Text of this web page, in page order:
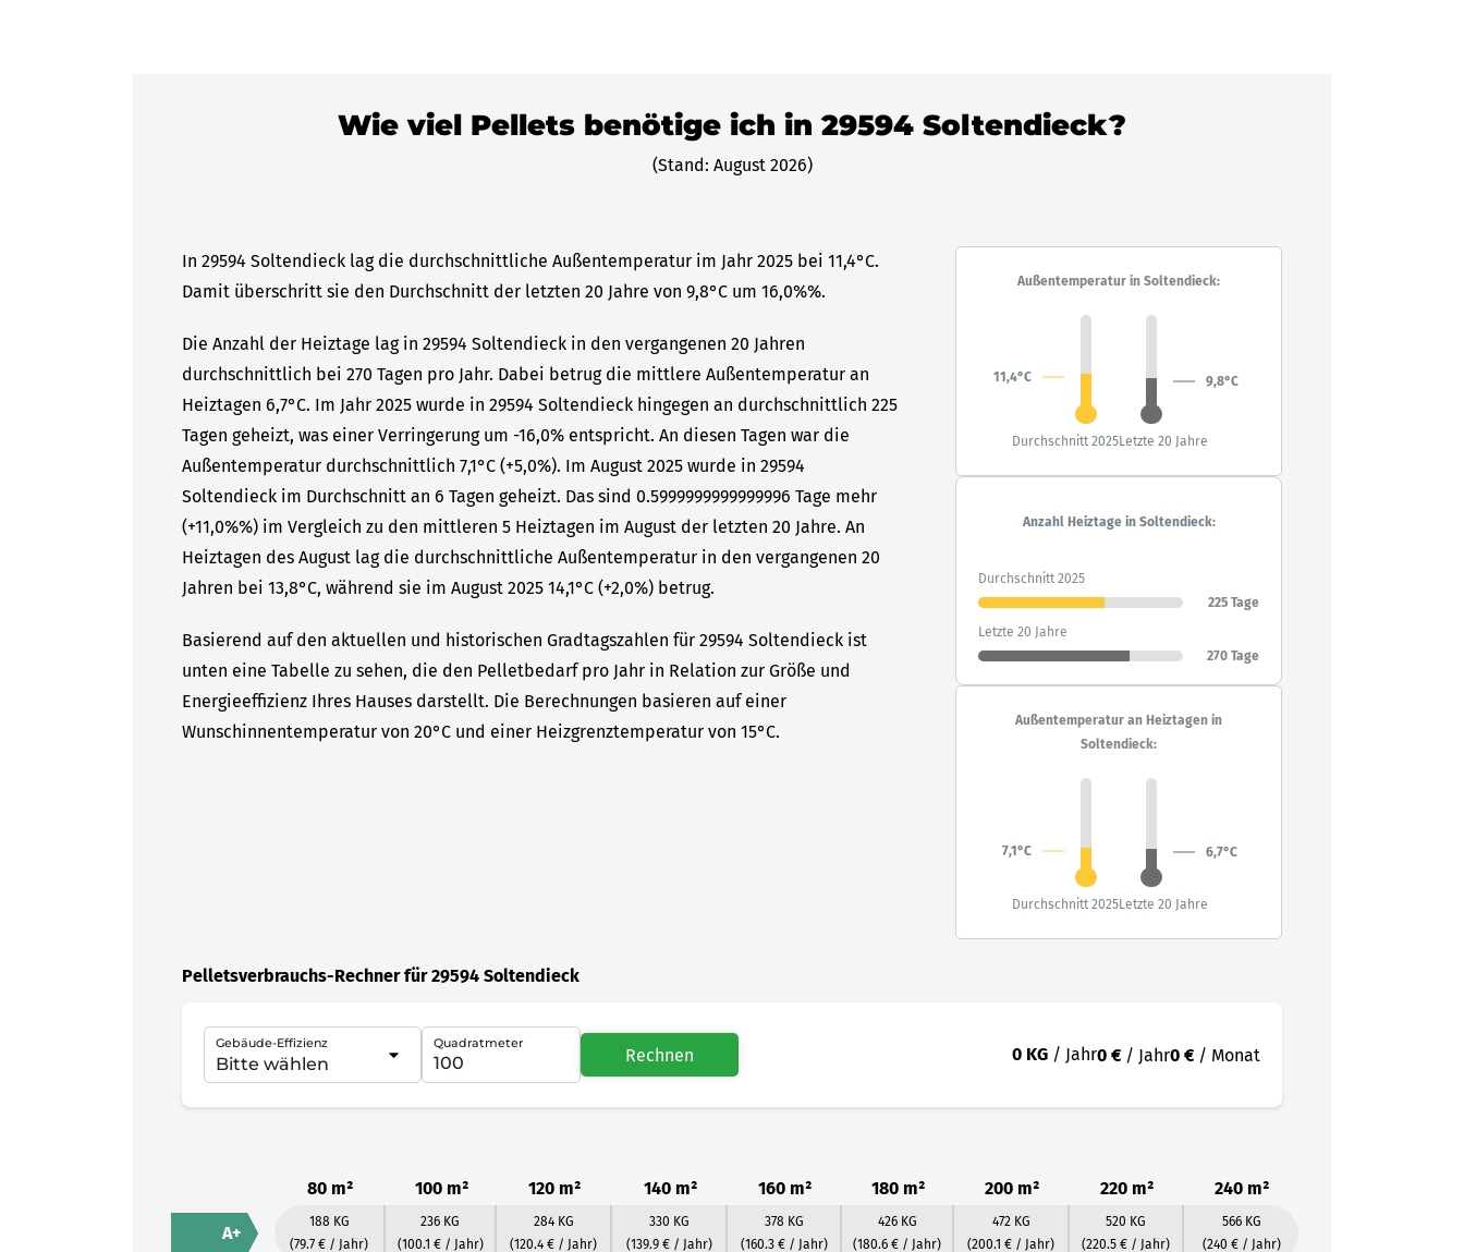
Wie viel Pellets benötige ich in 29594 Soltendieck?
(Stand: August 2026)
In 29594 Soltendieck lag die durchschnittliche Außentemperatur im Jahr 2025 bei 11,4°C.
Damit überschritt sie den Durchschnitt der letzten 20 Jahre von 9,8°C um 16,0%%.
Die Anzahl der Heiztage lag in 29594 Soltendieck in den vergangenen 20 Jahren
durchschnittlich bei 270 Tagen pro Jahr. Dabei betrug die mittlere Außentemperatur an
Heiztagen 6,7°C. Im Jahr 2025 wurde in 29594 Soltendieck hingegen an durchschnittlich 225
Tagen geheizt, was einer Verringerung um -16,0% entspricht. An diesen Tagen war die
Außentemperatur durchschnittlich 7,1°C (+5,0%). Im August 2025 wurde in 29594
Soltendieck im Durchschnitt an 6 Tagen geheizt. Das sind 0.5999999999999996 Tage mehr
(+11,0%%) im Vergleich zu den mittleren 5 Heiztagen im August der letzten 20 Jahre. An
Heiztagen des August lag die durchschnittliche Außentemperatur in den vergangenen 20
Jahren bei 13,8°C, während sie im August 2025 14,1°C (+2,0%) betrug.
Basierend auf den aktuellen und historischen Gradtagszahlen für 29594 Soltendieck ist
unten eine Tabelle zu sehen, die den Pelletbedarf pro Jahr in Relation zur Größe und
Energieeffizienz Ihres Hauses darstellt. Die Berechnungen basieren auf einer
Wunschinnentemperatur von 20°C und einer Heizgrenztemperatur von 15°C.
Außentemperatur in Soltendieck:
11,4°C 9,8°C
Durchschnitt 2025Letzte 20 Jahre
Anzahl Heiztage in Soltendieck:
Durchschnitt 2025
225 Tage
Letzte 20 Jahre
270 Tage
Außentemperatur an Heiztagen in
Soltendieck:
7,1°C 6,7°C
Durchschnitt 2025Letzte 20 Jahre
Pelletsverbrauchs-Rechner für 29594 Soltendieck
Gebäude-Effizienz Quadratmeter
Rechnen 0 KG / Jahr0 € / Jahr0 € / Monat
80 m² 100 m² 120 m² 140 m² 160 m² 180 m² 200 m² 220 m² 240 m²
A+
188 KG
(79.7 € / Jahr)
236 KG
(100.1 € / Jahr)
284 KG
(120.4 € / Jahr)
330 KG
(139.9 € / Jahr)
378 KG
(160.3 € / Jahr)
426 KG
(180.6 € / Jahr)
472 KG
(200.1 € / Jahr)
520 KG
(220.5 € / Jahr)
566 KG
(240 € / Jahr)